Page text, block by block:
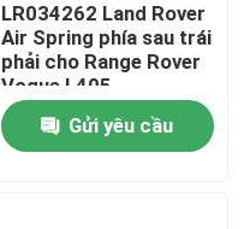
LR034262 Land Rover
Air Spring phía sau trái
phải cho Range Rover
Vogue L405
Gửi yêu cầu